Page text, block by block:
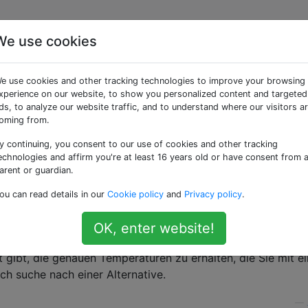
ohne Maschine
wenig Platz, um Küchenutensilien aufzubewahren. Ich
die einer bestimmten Aufgabe gewidmet ist, nicht wirklich.
Kochtechnik einsetzen, aber ich möchte nicht wirklich
kaufen.
Kochmethode zu erhalten? Ich weiß, dass es
die genauen Temperaturen zu erhalten, die Sie mit
suche nach einer Alternative.
use cookies
use cookies and other tracking technologies to improve your browsing
on our website, to show you personalized content and targeted
to analyze our website traffic, and to understand where our visitors
from.
continuing, you consent to our use of cookies and other tracking
and affirm you're at least 16 years old or have consent from a
or guardian.
can read details in our Cookie policy and Privacy policy.
OK, enter website!